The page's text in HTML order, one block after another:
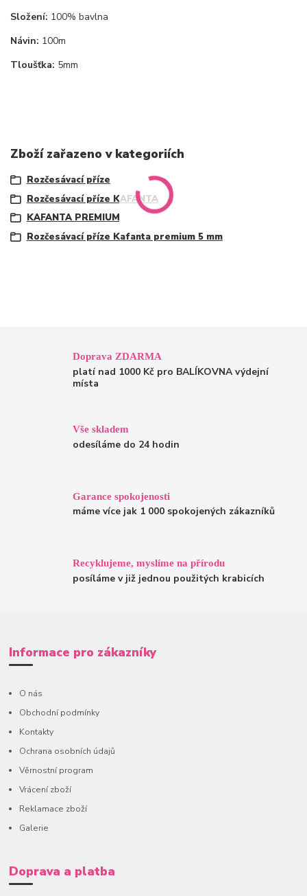
Složení: 100% bavlna
Návin: 100m
Tloušťka: 5mm
Zboží zařazeno v kategoriích
Rozčesávací příze
Rozčesávací příze KAFANTA
KAFANTA PREMIUM
Rozčesávací příze Kafanta premium 5 mm
Doprava ZDARMA
platí nad 1000 Kč pro BALÍKOVNA výdejní
místa
Vše skladem
odesíláme do 24 hodin
Garance spokojenosti
máme více jak 1 000 spokojených zákazníků
Recyklujeme, myslíme na přírodu
posíláme v již jednou použitých krabicích
Informace pro zákazníky
O nás
Obchodní podmínky
Kontakty
Ochrana osobních údajů
Věrnostní program
Vrácení zboží
Reklamace zboží
Galerie
Doprava a platba